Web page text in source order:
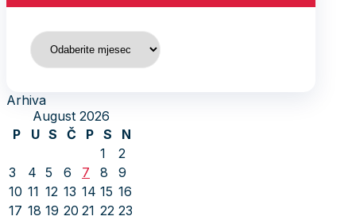
Arhiva
Arhiva
August 2026
P
U S Č P S
N
1
2
3
4 5 6 7 8
9
10 11 12 13 14 15 16
17 18 19 20 21 22 23